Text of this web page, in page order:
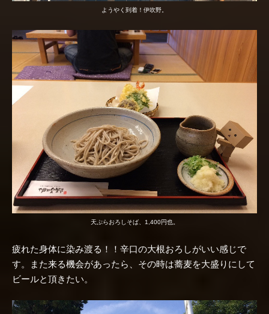
ようやく到着！伊吹野。
天ぷらおろしそば、1,400円也。
疲れた身体に染み渡る！！辛口の大根おろしがいい感じで
す。また来る機会があったら、その時は蕎麦を大盛りにして
ビールと頂きたい。